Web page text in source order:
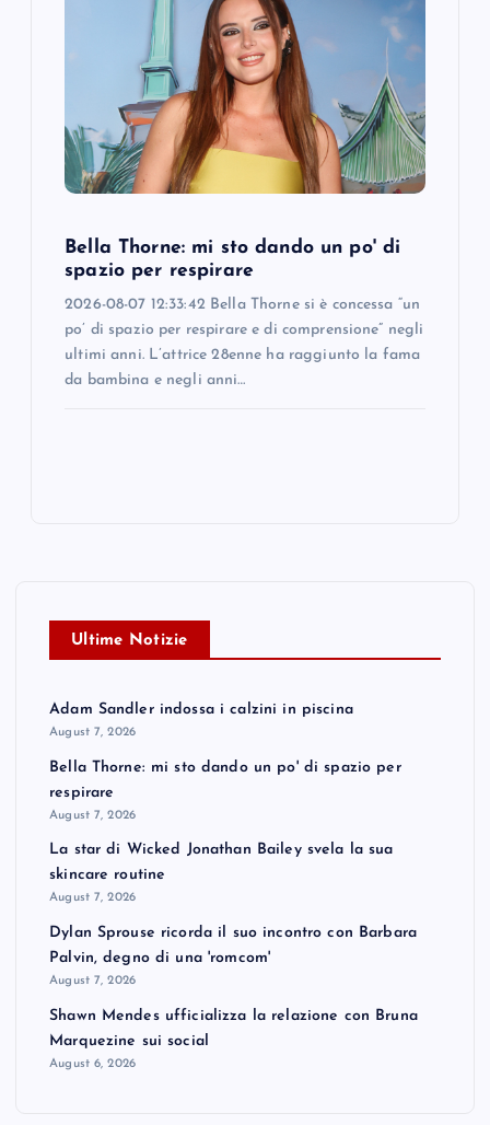
Bella Thorne: mi sto dando un po' di
spazio per respirare
2026-08-07 12:33:42 Bella Thorne si è concessa “un
po’ di spazio per respirare e di comprensione” negli
ultimi anni. L’attrice 28enne ha raggiunto la fama
da bambina e negli anni…
Ultime Notizie
Adam Sandler indossa i calzini in piscina
August 7, 2026
Bella Thorne: mi sto dando un po' di spazio per
respirare
August 7, 2026
La star di Wicked Jonathan Bailey svela la sua
skincare routine
August 7, 2026
Dylan Sprouse ricorda il suo incontro con Barbara
Palvin, degno di una 'romcom'
August 7, 2026
Shawn Mendes ufficializza la relazione con Bruna
Marquezine sui social
August 6, 2026